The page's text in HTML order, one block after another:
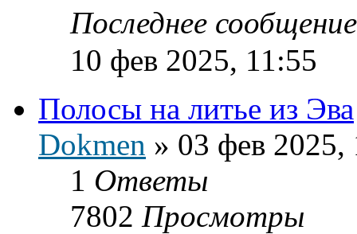
Последнее
10 фев 2025, 11:55
Полосы на литье из Эва
Dokmen » 03 фев 2025,
1 Ответы
7802 Просмотры